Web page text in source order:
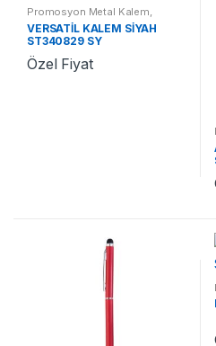
Promosyon Metal Kalem,
Promosyon Kalemler
VERSATİL KALEM SİYAH
ST340829 SY
Özel Fiyat